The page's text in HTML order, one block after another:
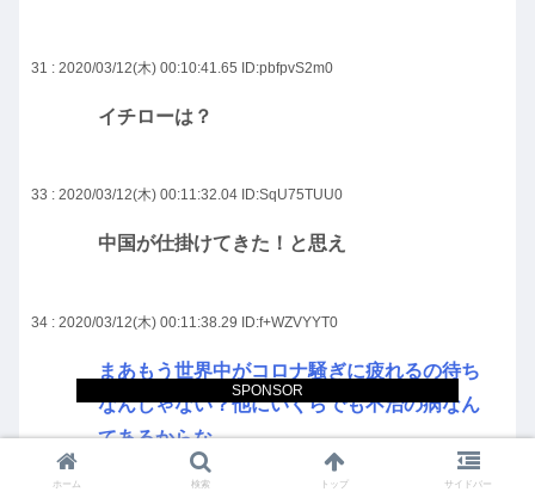
SPONSOR
31 : 2020/03/12(木) 00:10:41.65 ID:pbfpvS2m0
イチローは？
33 : 2020/03/12(木) 00:11:32.04 ID:SqU75TUU0
中国が仕掛けてきた！と思え
34 : 2020/03/12(木) 00:11:38.29 ID:f+WZVYYT0
まあもう世界中がコロナ騒ぎに疲れるの待ち
なんじゃない？他にいくらでも不治の病なん
てあるからな
ホーム 検索 トップ サイドバー